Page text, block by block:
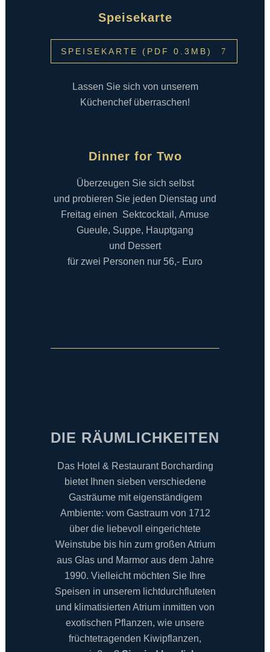
Speisekarte
SPEISEKARTE (PDF 0.3MB)
Lassen Sie sich von unserem
Küchenchef überraschen!
Dinner for Two
Überzeugen Sie sich selbst
und probieren Sie jeden Dienstag und
Freitag einen Sektcocktail, Amuse
Gueule, Suppe, Hauptgang
und Dessert
für zwei Personen nur 56,- Euro
DIE RÄUMLICHKEITEN
Das Hotel & Restaurant Borcharding
bietet Ihnen sieben verschiedene
Gasträume mit eigenständigem
Ambiente: vom Gastraum von 1712
über die liebevoll eingerichtete
Weinstube bis hin zum großen Atrium
aus Glas und Marmor aus dem Jahre
1990. Vielleicht möchten Sie Ihre
Speisen in unserem lichtdurchfluteten
und klimatisierten Atrium inmitten von
exotischen Pflanzen, wie unsere
früchtetragenden Kiwipflanzen,